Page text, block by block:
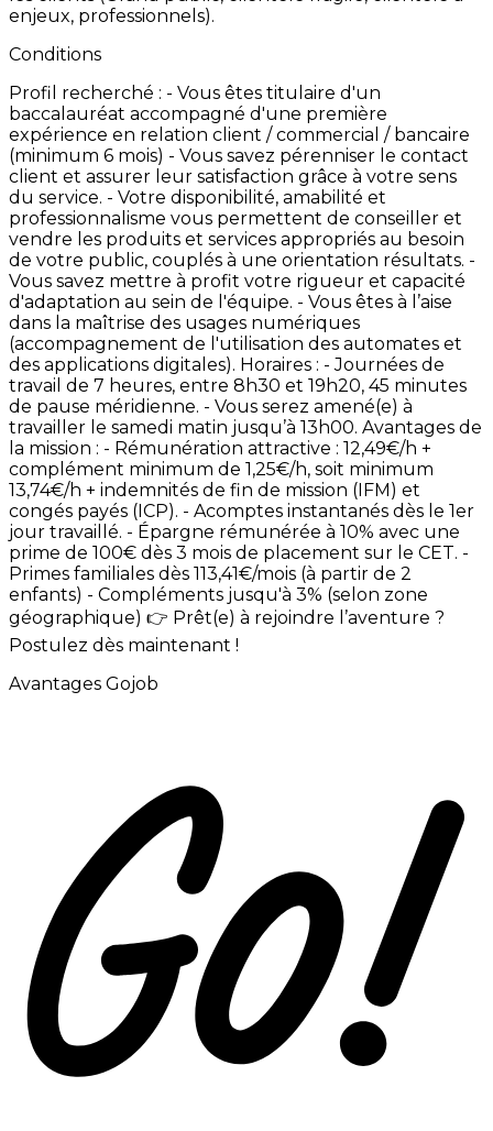
enjeux, professionnels).
Conditions
Profil recherché : - Vous êtes titulaire d'un
baccalauréat accompagné d'une première
expérience en relation client /commercial / bancaire
(minimum 6 mois) - Vous savez pérenniser le contact
client et assurer leur satisfaction grâce à votre sens
du service. - Votre disponibilité, amabilité et
professionnalisme vous permettent de conseiller et
vendre les produits et services appropriés au besoin
de votre public, couplés à une orientation résultats. -
Vous savez mettre à profit votre rigueur et capacité
d'adaptation au sein de l'équipe. - Vous êtes à l’aise
dans la maîtrise des usages numériques
(accompagnement de l'utilisation des automates et
des applications digitales). Horaires : -Journées de
travail de 7 heures, entre 8h30 et 19h20, 45 minutes
de pause méridienne. - Vous serez amené(e) à
travailler le samedi matin jusqu’à 13h00. Avantages de
la mission : - Rémunération attractive : 12,49€/h +
complément minimum de 1,25€/h, soit minimum
13,74€/h + indemnités de fin de mission (IFM) et
congés payés (ICP). - Acomptes instantanés dès le 1er
jour travaillé. - Épargne rémunérée à 10% avec une
prime de 100€ dès 3 mois de placement sur le CET. -
Primes familiales dès 113,41€/mois (à partir de 2
enfants) - Compléments jusqu'à 3% (selon zone
géographique) 👉 Prêt(e) à rejoindre l’aventure ?
Postulez dès maintenant !
Avantages Gojob